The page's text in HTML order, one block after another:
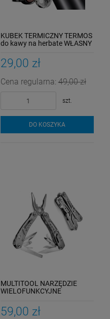
KUBEK TERMICZNY TERMOS
do kawy na herbate WŁASNY
PREZENT
29,00 zł
Cena regularna:49,00 zł
szt.
DO KOSZYKA
MULTITOOL NARZĘDZIE
WIELOFUNKCYJNE
Niezbędnik PRZEŻYCIA
59,00 zł